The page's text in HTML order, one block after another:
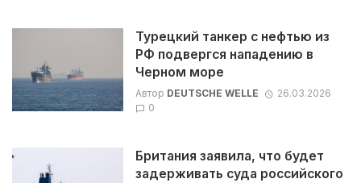
Турецкий танкер с нефтью из
РФ подвергся нападению в
Черном море
Автор DEUTSCHE WELLE
26.03.2026
0
Британия заявила, что будет
задерживать суда российского